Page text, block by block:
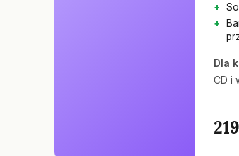
Dla
CD i